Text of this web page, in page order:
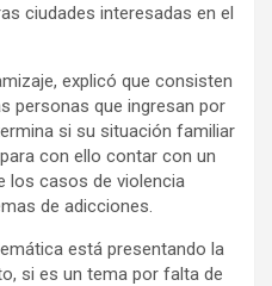
ciudades interesadas en el
explicó que consisten
personas que ingresan por
si su situación familiar
con ello contar con un
los casos de violencia
de adicciones.
está presentando la
si es un tema por falta de